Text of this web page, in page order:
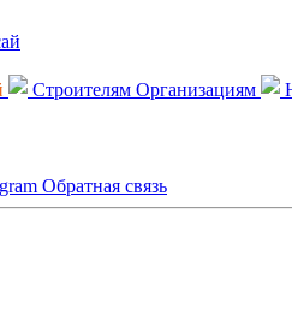
Строителям Организациям
Обратная связь